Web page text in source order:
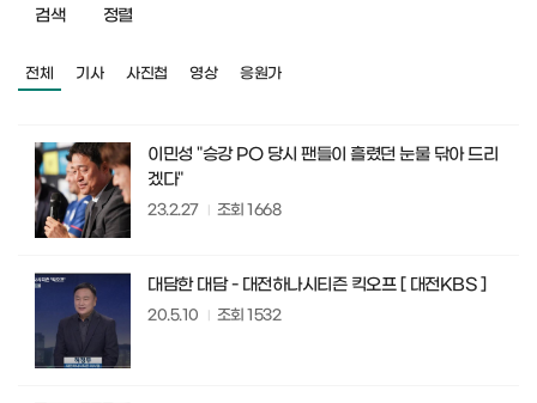
검색 정렬
전체 기사 사진첩 영상 응원가
이민성 "승강 PO 당시 팬들이 흘렸던 눈물 닦아 드리
겠다"
23.2.27 조회1668
대담한 대담 - 대전하나시티즌 킥오프 [ 대전KBS ]
20.5.10 조회1532